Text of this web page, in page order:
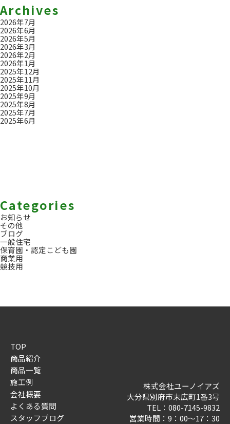
Archives
2026年7月
2026年6月
2026年5月
2026年3月
2026年2月
2026年1月
2025年12月
2025年11月
2025年10月
2025年9月
2025年8月
2025年7月
2025年6月
Categories
お知らせ
その他
ブログ
一般住宅
保育園・認定こども園
商業用
競技用
TOP
商品紹介
商品一覧
施工例
会社概要
よくある質問
スタッフブログ
株式会社ユーノイアズ
大分県別府市末広町1番3号
TEL： 080-7145-9832
営業時間：9：00～17：30